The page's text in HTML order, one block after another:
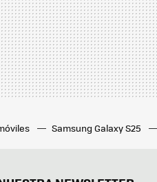
Samsung Galaxy S25